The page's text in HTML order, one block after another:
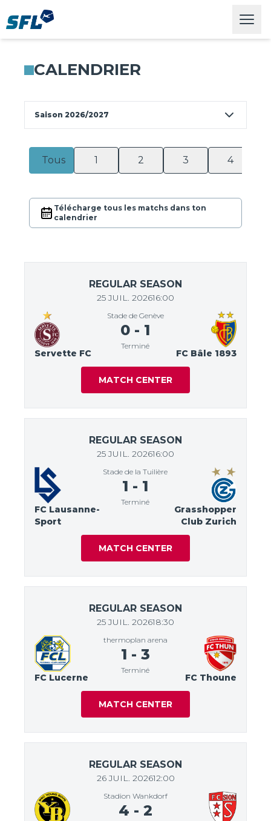
Swiss Football League
CALENDRIER
Saison 2026/2027
Tous 1 2 3 4
Télécharge tous les matchs dans ton
calendrier
REGULAR SEASON
25 JUIL. 202616:00
Servette FC
Stade de Genève
0 - 1
Terminé
FC Bâle 1893
MATCH CENTER
REGULAR SEASON
25 JUIL. 202616:00
FC Lausanne-
Sport
Stade de la Tuilière
1 - 1
Terminé
Grasshopper
Club Zurich
MATCH CENTER
REGULAR SEASON
25 JUIL. 202618:30
FC Lucerne
thermoplan arena
1 - 3
Terminé
FC Thoune
MATCH CENTER
REGULAR SEASON
26 JUIL. 202612:00
Stadion Wankdorf
4 - 2